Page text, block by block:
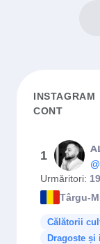
INSTAGRAM
CONT
1
Urmăritori:
Târgu-
Călătorii
Dragoste și